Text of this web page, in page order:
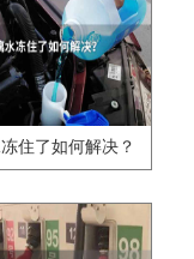
住了如何解决？